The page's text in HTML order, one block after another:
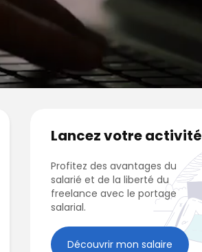
Lancez votre activité
Profitez des avantages du
salarié et de la liberté du
freelance avec le portage
salarial.
Découvrir mon salaire